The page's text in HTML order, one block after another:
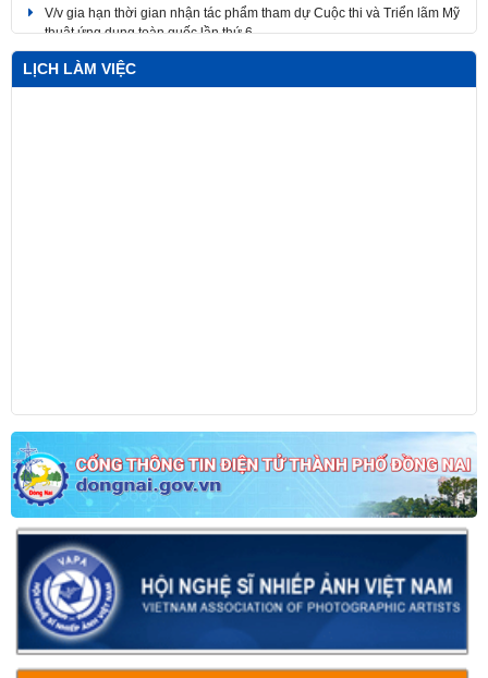
thuật ứng dụng toàn quốc lần thứ 6
LỊCH LÀM VIỆC